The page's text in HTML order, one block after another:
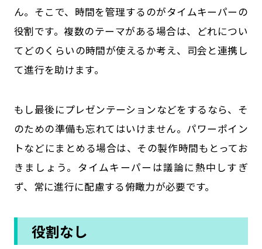
ん。そこで、時間を管理するのがタイムキーパーの
役割です。複数のテーマがある場合は、どれについ
てどのくらいの時間が使えるか考え、司会と連携し
て進行を助けます。
もし最後にプレゼンテーションなどをするなら、そ
のための準備も忘れてはいけません。パワーポイン
トなどにまとめる場合は、その製作時間もとってお
きましょう。タイムキーパーは議論に熱中しすぎ
ず、常に進行に配慮する俯瞰力が必要です。
役割なし